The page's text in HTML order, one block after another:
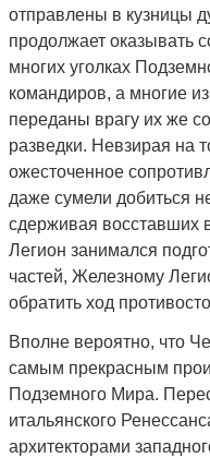
отправлены в кузницы
продолжает оказывать
многих уголках
командиров, а многие
переданы врагу их же
разведки. Невзирая на
ожесточенное
даже сумели добиться
сдерживая восставших
Легион занимался
частей, Железному
обратить ход
Вполне вероятно, что
самым прекрасным
Подземного Мира.
итальянского
архитекторами